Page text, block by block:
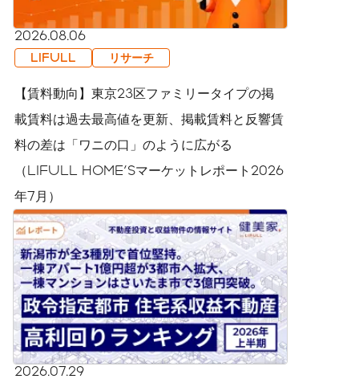
2026.08.06
LIFULL リサーチ
【賃料動向】東京23区ファミリータイプの掲
載賃料は過去最高値を更新、掲載賃料と反響賃
料の差は「ワニの口」のように広がる
（LIFULL HOME'Sマーケットレポート2026
年7月）
2026.07.29